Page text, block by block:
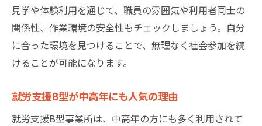
見学や体験利用を通じて、職員の雰囲気や利用者同士の
関係性、作業環境の安全性もチェックしましょう。自分
に合った環境を見つけることで、無理なく社会参加を続
けることが可能になります。
就労支援B型が中高年にも人気の理由
就労支援B型事業所は、中高年の方にも多く利用されて